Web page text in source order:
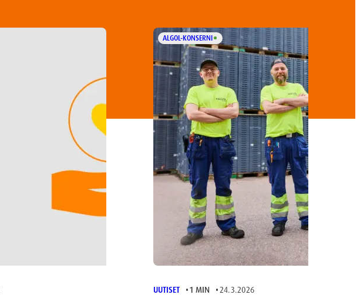
ALGOL-KONSERNI
UUTISET 1 MIN 24.3.2026